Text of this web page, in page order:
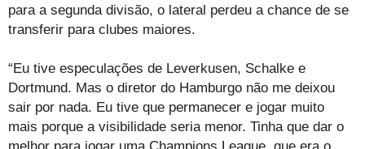
para a segunda divisão, o lateral perdeu a chance de se
transferir para clubes maiores.
“Eu tive especulações de Leverkusen, Schalke e
Dortmund. Mas o diretor do Hamburgo não me deixou
sair por nada. Eu tive que permanecer e jogar muito
mais porque a visibilidade seria menor. Tinha que dar o